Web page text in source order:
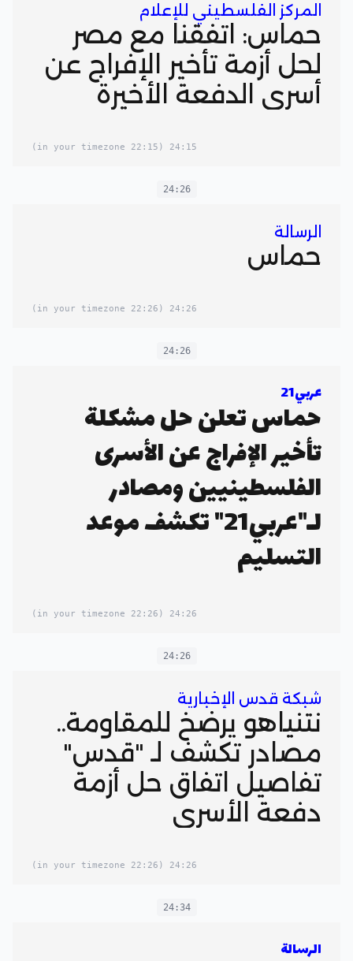
المركز الفلسطيني للإعلام
حماس: اتفقنا مع مصر
لحل أزمة تأخير الإفراج عن
أسرى الدفعة الأخيرة
24:15
(22:15 in your timezone)
24:26
الرسالة
حماس
24:26
(22:26 in your timezone)
24:26
عربي21
حماس تعلن حل مشكلة
تأخير الإفراج عن الأسرى
الفلسطينيين ومصادر
لـ"عربي21" تكشف موعد
التسليم
24:26
(22:26 in your timezone)
24:26
شبكة قدس الإخبارية
نتنياهو يرضخ للمقاومة..
مصادر تكشف لـ "قدس"
تفاصيل اتفاق حل أزمة
دفعة الأسرى
24:26
(22:26 in your timezone)
24:34
الرسالة